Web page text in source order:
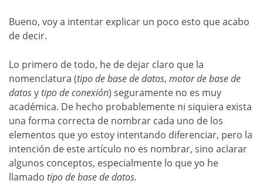
Bueno, voy a intentar explicar un poco esto que acabo
de decir.
Lo primero de todo, he de dejar claro que la
nomenclatura (tipo de base de datos, motor de base de
datosytipo de conexión) seguramente no es muy
académica. De hecho probablemente ni siquiera exista
una forma correcta de nombrar cada uno de los
elementos que yo estoy intentando diferenciar, pero la
intención de este artículo no es nombrar, sino aclarar
algunos conceptos, especialmente lo que yo he
llamado tipo de base de datos.